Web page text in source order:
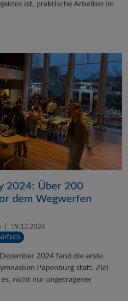
ist, praktische Arbeiten im
2024: Über 200
dem Wegwerfen
19.12.2024
2024 fand die erste
Papenburg statt. Ziel
nicht nur ungetragener